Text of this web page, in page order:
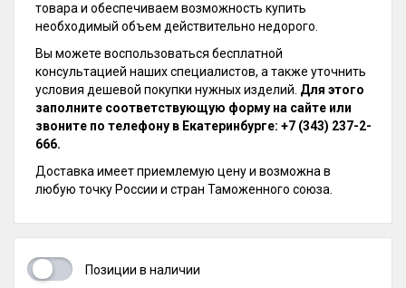
товара и обеспечиваем возможность купить
необходимый объем действительно недорого.
Вы можете воспользоваться бесплатной
консультацией наших специалистов, а также уточнить
условия дешевой покупки нужных изделий. Для этого
заполните соответствующую форму на сайте или
звоните по телефону в Екатеринбурге: +7 (343) 237-2-
666.
Доставка имеет приемлемую цену и возможна в
любую точку России и стран Таможенного союза.
Позиции в наличии